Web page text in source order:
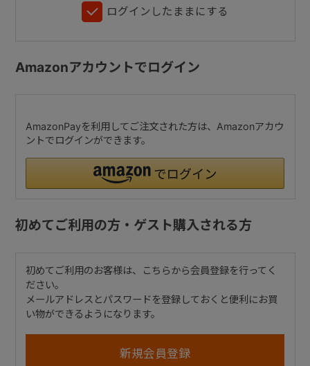
ログインしたままにする
Amazonアカウントでログイン
AmazonPayを利用してご注文された方は、Amazonアカウ
ントでログインができます。
初めてご利用の方・ゲスト購入される方
初めてご利用のお客様は、こちらから会員登録を行ってく
ださい。
メールアドレスとパスワードを登録しておくと便利にお買
い物ができるようになります。